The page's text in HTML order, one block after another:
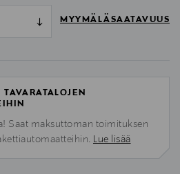
MYYMÄLÄSAATAVUUS
Saat maksuttoman toimituksen
Lue lisää